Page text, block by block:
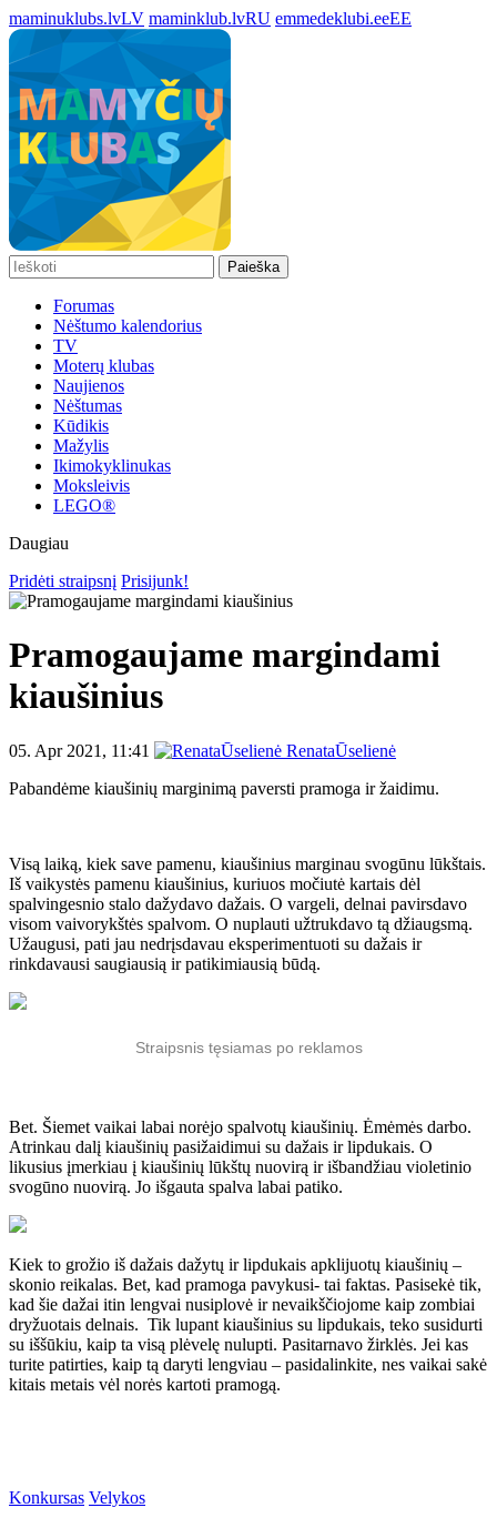
maminuklubs.lvLV maminklub.lvRU emmedeklubi.eeEE
Paieška
Forumas
Nėštumo kalendorius
TV
Moterų klubas
Naujienos
Nėštumas
Kūdikis
Mažylis
Ikimokyklinukas
Moksleivis
LEGO®
Daugiau
Pridėti straipsnį Prisijunk!
Pramogaujame margindami
kiaušinius
05. Apr 2021, 11:41
RenataŪselienė
Pabandėme kiaušinių marginimą paversti pramoga ir žaidimu.
Visą laiką, kiek save pamenu, kiaušinius marginau svogūnu lūkštais.
Iš vaikystės pamenu kiaušinius, kuriuos močiutė kartais dėl
spalvingesnio stalo dažydavo dažais. O vargeli, delnai pavirsdavo
visom vaivorykštės spalvom. O nuplauti užtrukdavo tą džiaugsmą.
Užaugusi, pati jau nedrįsdavau eksperimentuoti su dažais ir
rinkdavausi saugiausią ir patikimiausią būdą.
Straipsnis tęsiamas po reklamos
Bet. Šiemet vaikai labai norėjo spalvotų kiaušinių. Ėmėmės darbo.
Atrinkau dalį kiaušinių pasižaidimui su dažais ir lipdukais. O
likusius įmerkiau į kiaušinių lūkštų nuovirą ir išbandžiau violetinio
svogūno nuovirą. Jo išgauta spalva labai patiko.
Kiek to grožio iš dažais dažytų ir lipdukais apklijuotų kiaušinių –
skonio reikalas. Bet, kad pramoga pavykusi- tai faktas. Pasisekė tik,
kad šie dažai itin lengvai nusiplovė ir nevaikščiojome kaip zombiai
dryžuotais delnais. Tik lupant kiaušinius su lipdukais, teko susidurti
su iššūkiu, kaip ta visą plėvelę nulupti. Pasitarnavo žirklės. Jei kas
turite patirties, kaip tą daryti lengviau – pasidalinkite, nes vaikai sakė
kitais metais vėl norės kartoti pramogą.
Konkursas Velykos